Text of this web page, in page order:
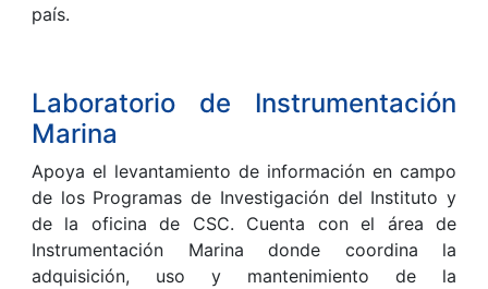
país.
Laboratorio de Instrumentación
Marina
Apoya el levantamiento de información en campo
de los Programas de Investigación del Instituto y
de la oficina de CSC. Cuenta con el área de
Instrumentación Marina donde coordina la
adquisición, uso y mantenimiento de la